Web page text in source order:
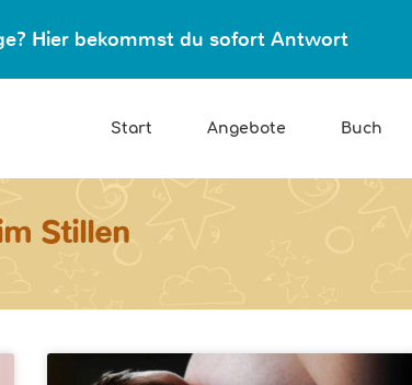
Hier bekommst du sofort Antwort
Start Angebote Buch
Stillen